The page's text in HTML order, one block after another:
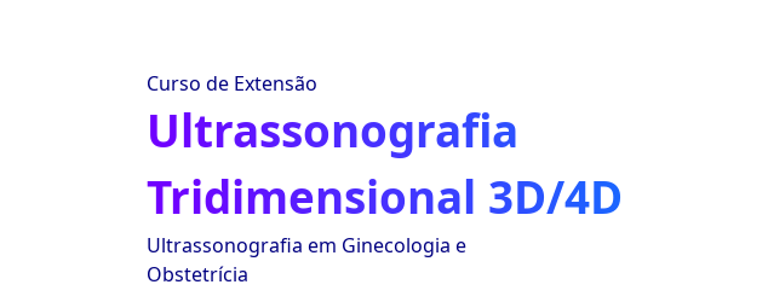
Curso de Extensão
Ultrassonografia
Tridimensional 3D/4D
Ultrassonografia em Ginecologia e
Obstetrícia